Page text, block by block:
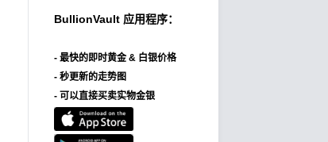
BullionVault 应用程序：
- 最快的即时黄金 & 白银价格
- 秒更新的走势图
- 可以直接买卖实物金银